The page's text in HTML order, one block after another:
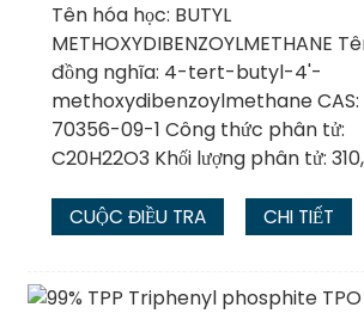
Tên hóa học: BUTYL
METHOXYDIBENZOYLMETHANE
đồng nghĩa: 4-tert-butyl-4'-
methoxydibenzoylmethane CAS:
70356-09-1 Công thức phân tử:
C20H22O3 Khối lượng phân tử:
CUỘC ĐIỀU TRA CHI TIẾT